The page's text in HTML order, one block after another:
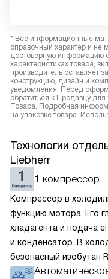
* Все информационные
справочный характер и не
достоверную информацию
характеристиках товара,
производитель оставляет
конструкцию, дизайн и
уведомления. Перед
обратиться к Продавцу для
Товара. Подробная
на упаковке товара.
Технологии
Liebherr
1 компрессор
Компрессор в
функцию мотора. Его
хладагента и подача
и конденсатор. В
безопасный изобутан
окружающей среде.